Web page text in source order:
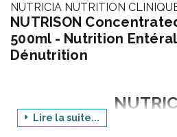
NUTRICIA NUTRITION
NUTRISON
500ml - Nutrition
Dénutrition
Gamme :
Lire la suite...